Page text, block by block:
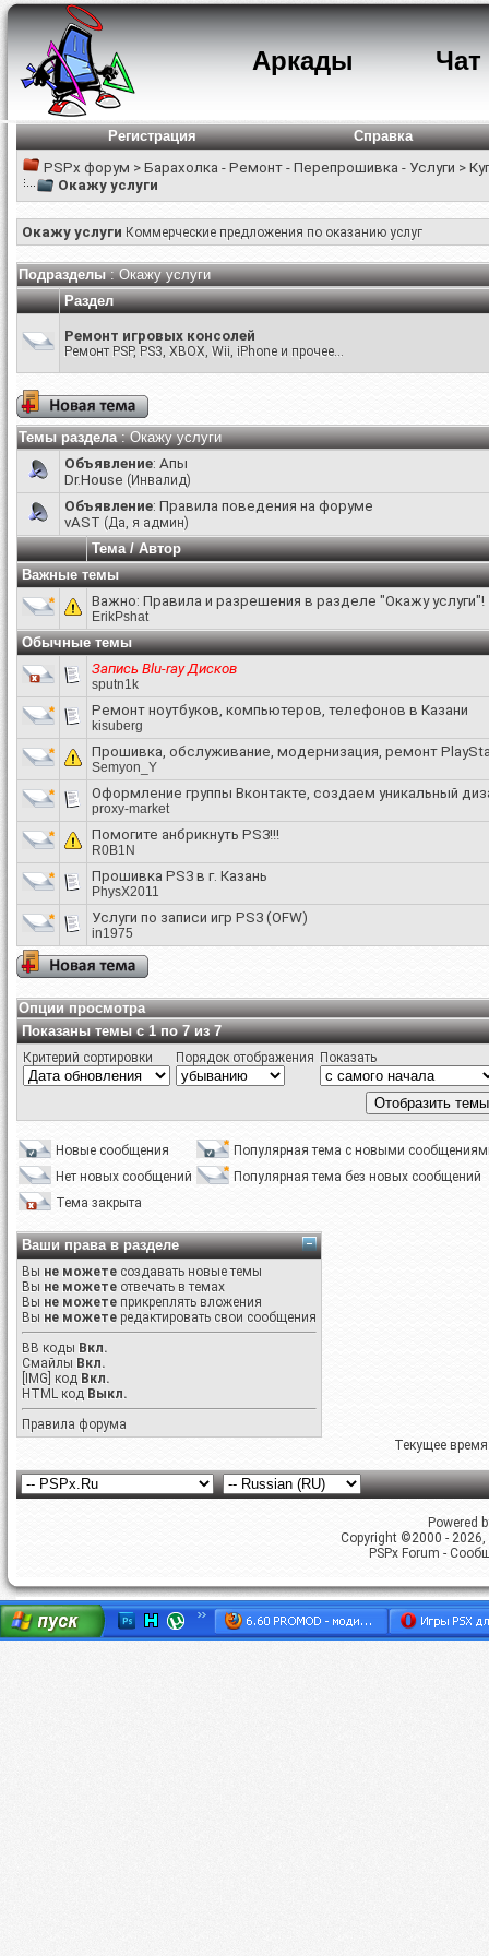
Аркады Чат
Регистрация
Справка
PSPx форум > Барахолка - Ремонт - Перепрошивка - Услуги >
Окажу услуги
Окажу услуги Коммерческие предложения по оказанию услуг
Подразделы: Окажу услуги
Раздел
Ремонт игровых консолей
Ремонт PSP, PS3, XBOX, Wii, iPhone и прочее...
Темы раздела: Окажу услуги
Объявление: Апы
Dr.House (Инвалид)
Объявление: Правила поведения на форуме
vAST (Да, я админ)
Тема/Автор
Важные темы
Важно: Правила и разрешения в разделе "Окажу услуги"!
ErikPshat
Обычные темы
Запись Blu-ray Дисков
sputn1k
Ремонт ноутбуков, компьютеров, телефонов в Казани
kisuberg
Прошивка, обслуживание, модернизация, ремонт
Semyon_Y
Оформление группы Вконтакте, создаем уникальный
proxy-market
Помогите анбрикнуть PS3!!!
R0B1N
Прошивка PS3 в г. Казань
PhysX2011
Услуги по записи игр PS3 (OFW)
in1975
Опции просмотра
Показаны темы с 1 по 7 из 7
Критерий сортировки Порядок отображения Показать
Новые сообщения
Популярная тема с новыми
Нет новых сообщений
Популярная тема без новых сообщений
Тема закрыта
Ваши права в разделе
Вы не можете создавать новые темы
Вы не можете отвечать в темах
Вы не можете прикреплять вложения
Вы не можете редактировать свои сообщения
BB коды Вкл.
Смайлы Вкл.
[IMG] код Вкл.
HTML код Выкл.
Правила форума
Текущее
Powered
Copyright ©2000 -
PSPx Forum -